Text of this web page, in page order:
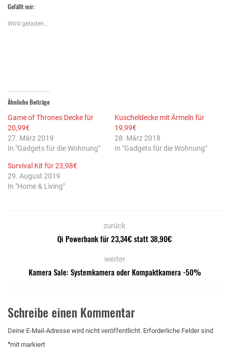
zu
teilen
in
neuem
Gefällt mir:
Wird geladen...
Ähnliche Beiträge
Game of Thrones Decke für
20,99€
27. März 2019
In "Gadgets für die Wohnung"
Kuscheldecke mit Ärmeln für
19,99€
28. März 2018
In "Gadgets für die Wohnung"
Survival Kit für 23,98€
29. August 2019
In "Home & Living"
zurück
Qi Powerbank für 23,34€ statt 38,90€
weiter
Kamera Sale: Systemkamera oder Kompaktkamera -50%
Schreibe einen Kommentar
Deine E-Mail-Adresse wird nicht veröffentlicht. Erforderliche Felder sind
mit
* markiert